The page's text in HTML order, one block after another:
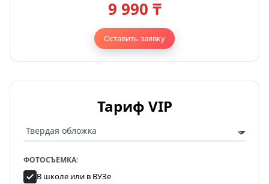
9 990 ₸
Оставить заявку
Тариф VIP
ФОТОСЪЕМКА:
В школе или в ВУЗе